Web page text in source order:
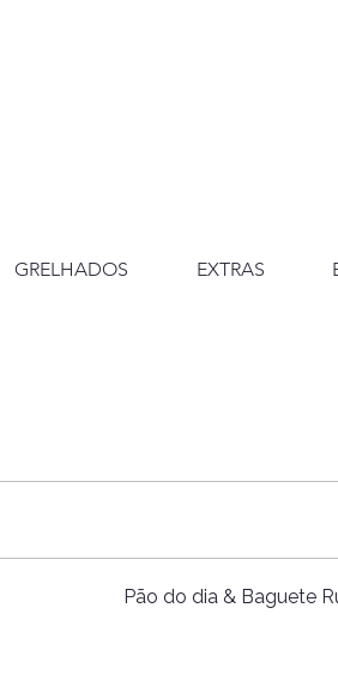
GRELHADOS EXTRAS
Pão do dia & Baguete